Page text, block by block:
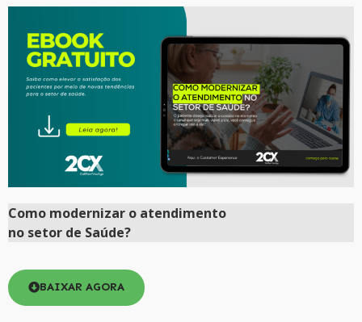
Como modernizar o atendimento
no setor de Saúde?
BAIXAR AGORA